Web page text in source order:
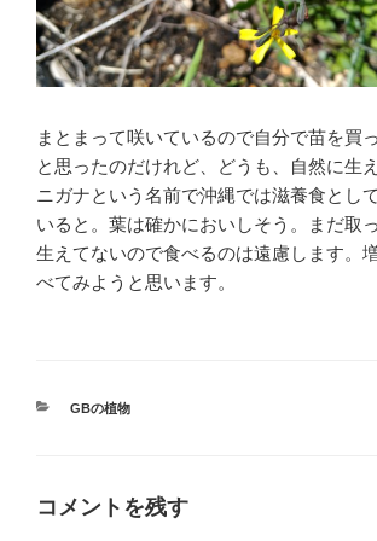
まとまって咲いているので自分で苗を買
と思ったのだけれど、どうも、自然に生
ニガナという名前で沖縄では滋養食とし
いると。葉は確かにおいしそう。まだ取
生えてないので食べるのは遠慮します。
べてみようと思います。
カ
ー
GBの植物
コメントを残す